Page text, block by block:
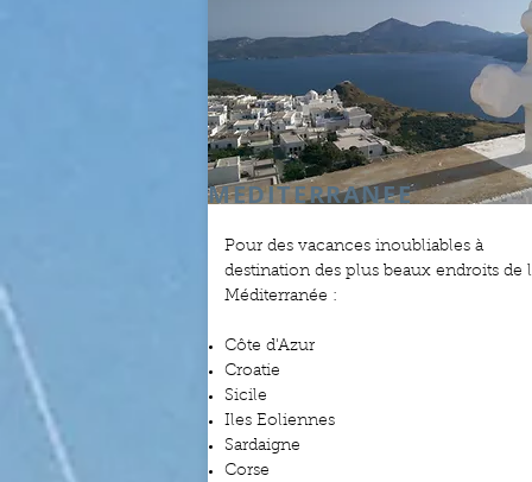
Pour des vacances inoubliables à
destination des plus beaux endroits de
Méditerranée :
Côte d'Azur
Croatie
Sicile
Iles Eoliennes
Sardaigne
Corse
MEDITERRANEE